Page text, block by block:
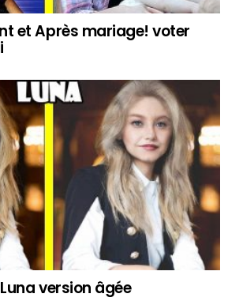
et Après mariage! voter
version âgée